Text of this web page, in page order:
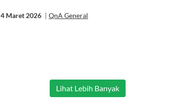
4 Maret 2026 | QnA General
Lihat Lebih Banyak